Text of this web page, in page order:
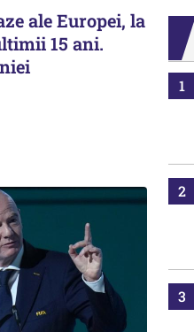
ale Europei, la
15 ani.